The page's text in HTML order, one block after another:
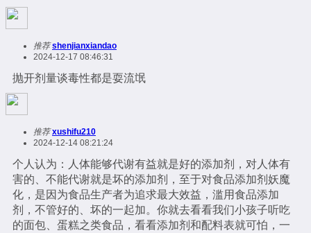
推荐shenjianxiandao
2024-12-17 08:46:31
抛开剂量谈毒性都是耍流氓
推荐xushifu210
2024-12-14 08:21:24
个人认为：人体能够代谢有益就是好的添加剂，对人体有
害的、不能代谢就是坏的添加剂，至于对食品添加剂妖魔
化，是因为食品生产者为追求最大效益，滥用食品添加
剂，不管好的、坏的一起加。你就去看看我们小孩子听吃
的面包、蛋糕之类食品，看看添加剂和配料表就可怕，一